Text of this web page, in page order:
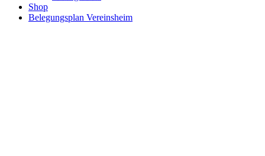
Shop
Belegungsplan Vereinsheim